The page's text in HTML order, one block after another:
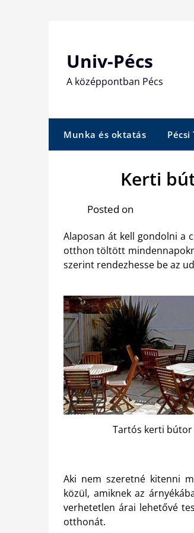
Univ-Pécs
A középpontban Pécs
Munka és oktatás
Kerti
Posted on
Alaposan át kell gondolni a
otthon töltött
szerint rendezhesse be az
Tartós kerti bútor
Aki nem szeretné kitenni
közül, amiknek az
verhetetlen árai lehetővé
otthonát.